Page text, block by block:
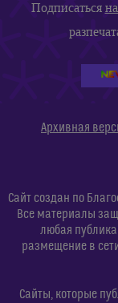
Подписаться
Архивная
Сайт создан по
Все материалы
любая
размещение в
Сайты, которые